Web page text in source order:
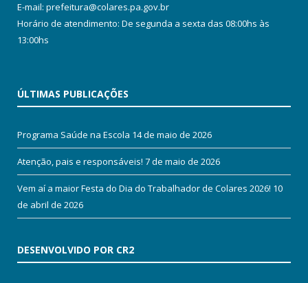
E-mail: prefeitura@colares.pa.gov.br
Horário de atendimento: De segunda a sexta das 08:00hs às
13:00hs
ÚLTIMAS PUBLICAÇÕES
Programa Saúde na Escola 14 de maio de 2026
Atenção, pais e responsáveis! 7 de maio de 2026
Vem aí a maior Festa do Dia do Trabalhador de Colares 2026! 10
de abril de 2026
DESENVOLVIDO POR CR2